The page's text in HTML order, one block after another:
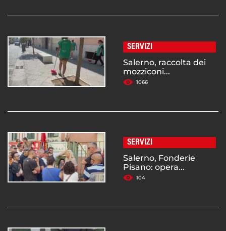
SERVIZI
Salerno, raccolta dei
mozziconi...
1066
SERVIZI
Salerno, Fonderie
Pisano: opera...
104